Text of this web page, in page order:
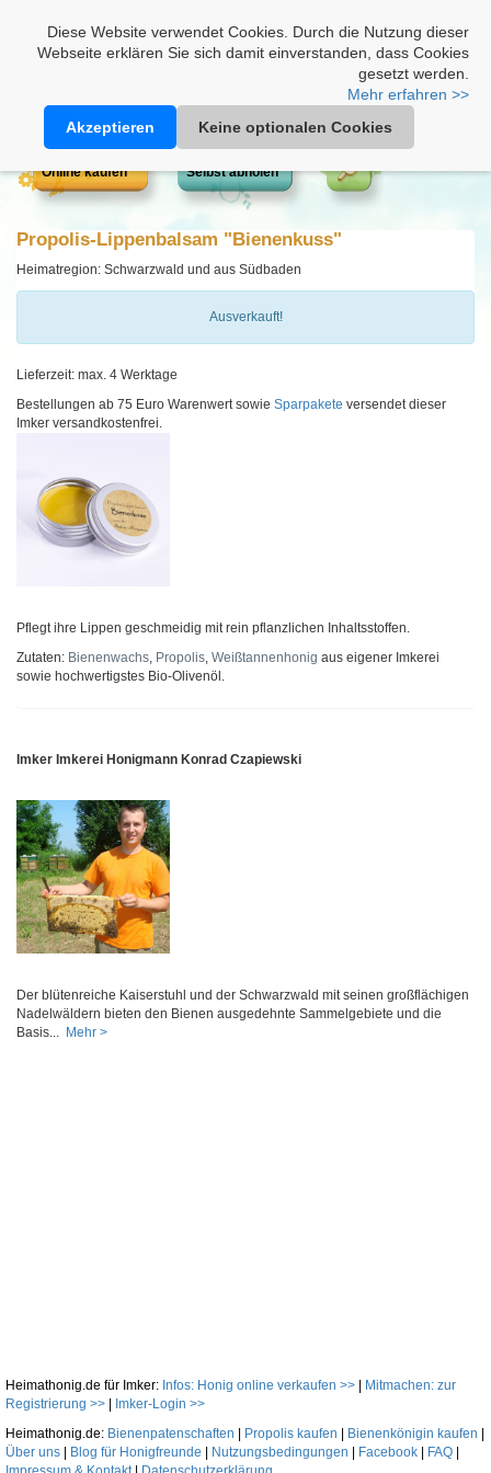
Diese Website verwendet Cookies. Durch die Nutzung dieser
Webseite erklären Sie sich damit einverstanden, dass Cookies
gesetzt werden.
Mehr erfahren >>
Akzeptieren
Keine optionalen Cookies
Online kaufen Selbst abholen
Propolis-Lippenbalsam "Bienenkuss"
Heimatregion: Schwarzwald und aus Südbaden
Ausverkauft!
Lieferzeit: max. 4 Werktage
Bestellungen ab 75 Euro Warenwert sowie Sparpakete versendet dieser
Imker versandkostenfrei.
Pflegt ihre Lippen geschmeidig mit rein pflanzlichen Inhaltsstoffen.
Zutaten: Bienenwachs, Propolis, Weißtannenhonig aus eigener Imkerei
sowie hochwertigstes Bio-Olivenöl.
Imker Imkerei Honigmann Konrad Czapiewski
Der blütenreiche Kaiserstuhl und der Schwarzwald mit seinen großflächigen
Nadelwäldern bieten den Bienen ausgedehnte Sammelgebiete und die
Basis... Mehr >
Heimathonig.de für Imker: Infos: Honig online verkaufen >>
Mitmachen: zur
Registrierung >>
Imker-Login >>
Heimathonig.de: Bienenpatenschaften Propolis kaufen Bienenkönigin kaufen
Über uns
Blog für Honigfreunde Nutzungsbedingungen Facebook FAQ